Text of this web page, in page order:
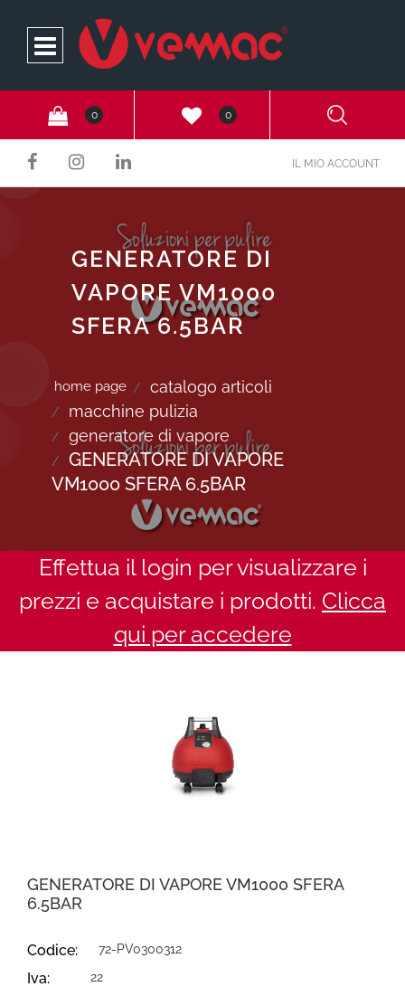
Open
0 0
IL MIO ACCOUNT
GENERATORE DI
VAPORE VM1000
SFERA 6.5BAR
home page
catalogo articoli
macchine pulizia
generatore di vapore
GENERATORE DI VAPORE
VM1000 SFERA 6.5BAR
Effettua il login per visualizzare i
prezzi e acquistare i prodotti. Clicca
qui per accedere
GENERATORE DI VAPORE VM1000 SFERA
6.5BAR
Codice: 72-PV0300312
Iva: 22